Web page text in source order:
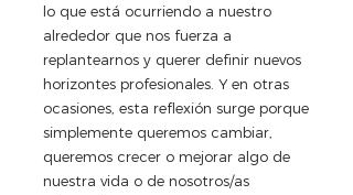
lo que está ocurriendo a nuestro
alrededor que nos fuerza a
replantearnos y querer definir nuevos
horizontes profesionales. Y en otras
ocasiones, esta reflexión surge porque
simplemente queremos cambiar,
queremos crecer o mejorar algo de
nuestra vida o de nosotros/as